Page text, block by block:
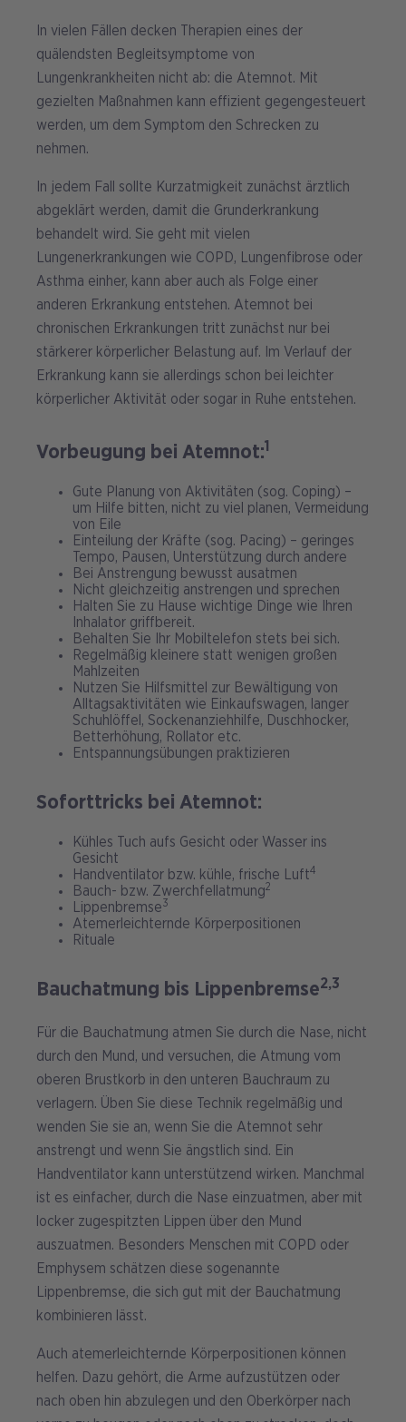
In vielen Fällen decken Therapien eines der
quälendsten Begleitsymptome von
Lungenkrankheiten nicht ab: die Atemnot. Mit
gezielten Maßnahmen kann effizient gegengesteuert
werden, um dem Symptom den Schrecken zu
nehmen.
In jedem Fall sollte Kurzatmigkeit zunächst ärztlich
abgeklärt werden, damit die Grunderkrankung
behandelt wird. Sie geht mit vielen
Lungenerkrankungen wie COPD, Lungenfibrose oder
Asthma einher, kann aber auch als Folge einer
anderen Erkrankung entstehen. Atemnot bei
chronischen Erkrankungen tritt zunächst nur bei
stärkerer körperlicher Belastung auf. Im Verlauf der
Erkrankung kann sie allerdings schon bei leichter
körperlicher Aktivität oder sogar in Ruhe entstehen.
Vorbeugung bei Atemnot:1
Gute Planung von Aktivitäten (sog. Coping) –
um Hilfe bitten, nicht zu viel planen, Vermeidung
von Eile
Einteilung der Kräfte (sog. Pacing) – geringes
Tempo, Pausen, Unterstützung durch andere
Bei Anstrengung bewusst ausatmen
Nicht gleichzeitig anstrengen und sprechen
Halten Sie zu Hause wichtige Dinge wie Ihren
Inhalator griffbereit.
Behalten Sie Ihr Mobiltelefon stets bei sich.
Regelmäßig kleinere statt wenigen großen
Mahlzeiten
Nutzen Sie Hilfsmittel zur Bewältigung von
Alltagsaktivitäten wie Einkaufswagen, langer
Schuhlöffel, Sockenanziehhilfe, Duschhocker,
Betterhöhung, Rollator etc.
Entspannungsübungen praktizieren
Soforttricks bei Atemnot:
Kühles Tuch aufs Gesicht oder Wasser ins
Gesicht
Handventilator bzw. kühle, frische Luft4
Bauch- bzw. Zwerchfellatmung2
Lippenbremse3
Atemerleichternde Körperpositionen
Rituale
Bauchatmung bis Lippenbremse2,3
Für die Bauchatmung atmen Sie durch die Nase, nicht
durch den Mund, und versuchen, die Atmung vom
oberen Brustkorb in den unteren Bauchraum zu
verlagern. Üben Sie diese Technik regelmäßig und
wenden Sie sie an, wenn Sie die Atemnot sehr
anstrengt und wenn Sie ängstlich sind. Ein
Handventilator kann unterstützend wirken. Manchmal
ist es einfacher, durch die Nase einzuatmen, aber mit
locker zugespitzten Lippen über den Mund
auszuatmen. Besonders Menschen mit COPD oder
Emphysem schätzen diese sogenannte
Lippenbremse, die sich gut mit der Bauchatmung
kombinieren lässt.
Auch atemerleichternde Körperpositionen können
helfen. Dazu gehört, die Arme aufzustützen oder
nach oben hin abzulegen und den Oberkörper nach